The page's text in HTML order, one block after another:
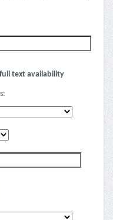
text availability